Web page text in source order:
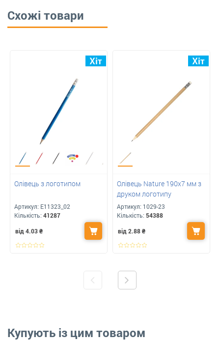
Схожі товари
Олівець з логотипом
Артикул: E11323_02
Кількість: 41287
від 4.03₴
Олівець Nature 190х7 мм з
друком логотипу
Артикул: 1029-23
Кількість: 54388
від 2.88₴
Купують із цим товаром